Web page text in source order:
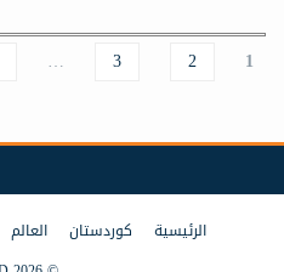
Pages
1
2
3
…
الرئيسية كوردستان العالم